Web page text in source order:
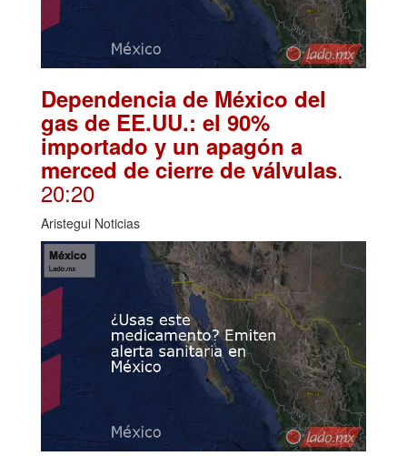
Dependencia de México del
gas de EE.UU.: el 90%
importado y un apagón a
merced de cierre de válvulas.
20:20
Aristegui Noticias